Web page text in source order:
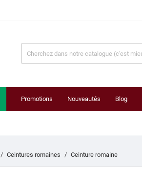
Promotions Nouveautés Blog
Ceintures romaines Ceinture romaine